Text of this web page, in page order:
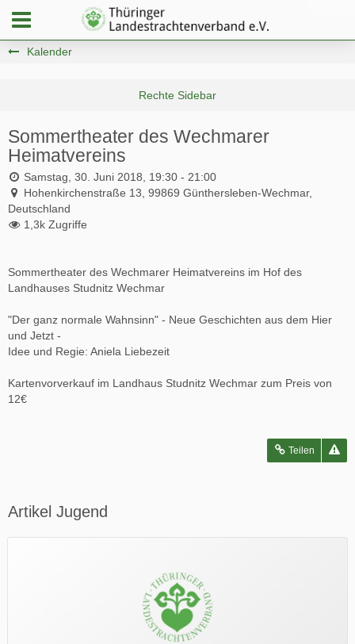
Kalender
Sommertheater des Wechmarer
Heimatvereins
Samstag, 30. Juni 2018, 19:30 - 21:00
Hohenkirchenstraße 13, 99869 Günthersleben-Wechmar,
Deutschland
1,3k Zugriffe
Sommertheater des Wechmarer Heimatvereins im Hof des
Landhauses Studnitz Wechmar
"Der ganz normale Wahnsinn" - Neue Geschichten aus dem Hier
und Jetzt -
Idee und Regie: Aniela Liebezeit
Kartenvorverkauf im Landhaus Studnitz Wechmar zum Preis von
12€
Teilen
Artikel Jugend